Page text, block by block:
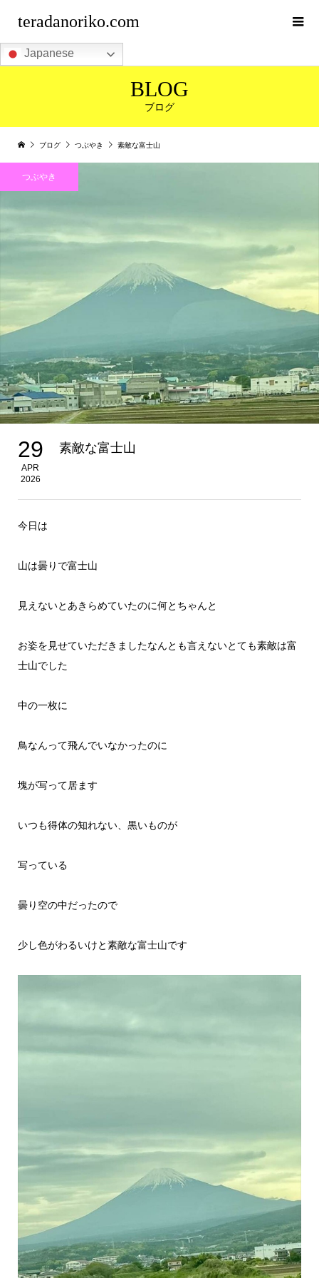
teradanoriko.com
Japanese
BLOG
ブログ
ブログ つぶやき 素敵な富士山
つぶやき
29
APR
2026
素敵な富士山
今日は
山は曇りで富士山
見えないとあきらめていたのに何とちゃんと
お姿を見せていただきましたなんとも言えないとても素敵は富
士山でした
中の一枚に
鳥なんって飛んでいなかったのに
塊が写って居ます
いつも得体の知れない、黒いものが
写っている
曇り空の中だったので
少し色がわるいけと素敵な富士山です